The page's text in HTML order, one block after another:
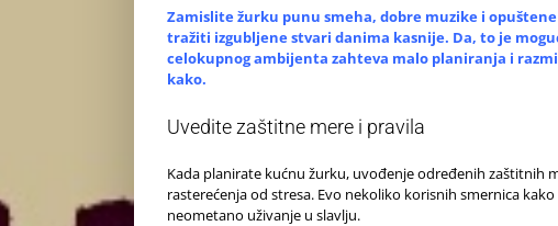
Zamislite žurku punu smeha, dobre muzike i
tražiti izgubljene stvari danima kasnije. Da, to je
celokupnog ambijenta zahteva malo planiranja i
kako.
Uvedite zaštitne mere i pravila
Kada planirate kućnu žurku, uvođenje određenih zaštitnih
rasterećenja od stresa. Evo nekoliko korisnih smernica
neometano uživanje u slavlju.